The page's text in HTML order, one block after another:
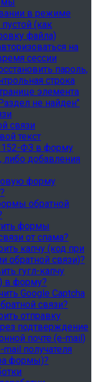
в режиме
(как
файла)
на
сессии
пароль,
строка
элемента
не найден"
связи
текст
152-ФЗ в форму
либо добавления
форму
обратной
формы
от спама?
капчу (код при
обратной связи)?
гугл-капчу
в форму?
Google Captcha
связи?
отправку
подтверждение
почте (e-mail)
получателя
формы)?